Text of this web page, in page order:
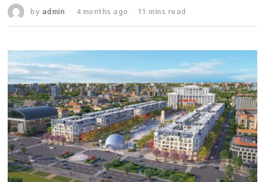
by admin 4 months ago 11 mins read